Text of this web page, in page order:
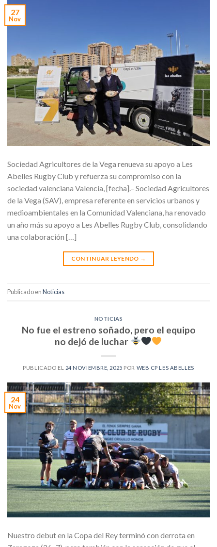
27
Nov
Sociedad Agricultores de la Vega renueva su apoyo a Les
Abelles Rugby Club y refuerza su compromiso con la
sociedad valenciana Valencia, [fecha].– Sociedad Agricultores
de la Vega (SAV), empresa referente en servicios urbanos y
medioambientales en la Comunidad Valenciana, ha renovado
un año más su apoyo a Les Abelles Rugby Club, consolidando
una colaboración […]
CONTINUAR LEYENDO →
Publicado enNoticias
NOTICIAS
No fue el estreno soñado, pero el equipo
no dejó de luchar
PUBLICADO EL 24 NOVIEMBRE, 2025 POR WEB CP LES ABELLES
24
Nov
Nuestro debut en la Copa del Rey terminó con derrota en